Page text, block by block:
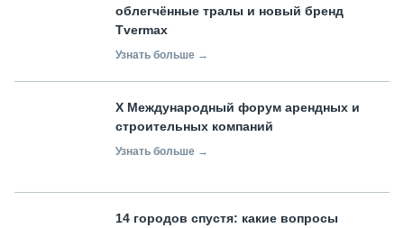
облегчённые тралы и новый бренд
Tvermax
Узнать больше →
X Международный форум арендных и
строительных компаний
Узнать больше →
14 городов спустя: какие вопросы